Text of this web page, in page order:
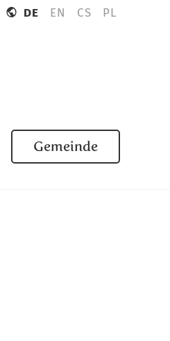
DE EN CS PL
Gemeinde